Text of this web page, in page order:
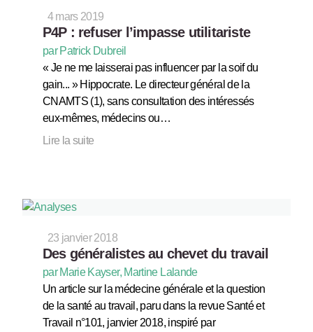
4 mars 2019
P4P : refuser l’impasse utilitariste
par Patrick Dubreil
« Je ne me laisserai pas influencer par la soif du
gain... » Hippocrate. Le directeur général de la
CNAMTS (1), sans consultation des intéressés
eux-mêmes, médecins ou…
Lire la suite
23 janvier 2018
Des généralistes au chevet du travail
par Marie Kayser, Martine Lalande
Un article sur la médecine générale et la question
de la santé au travail, paru dans la revue Santé et
Travail n°101, janvier 2018, inspiré par